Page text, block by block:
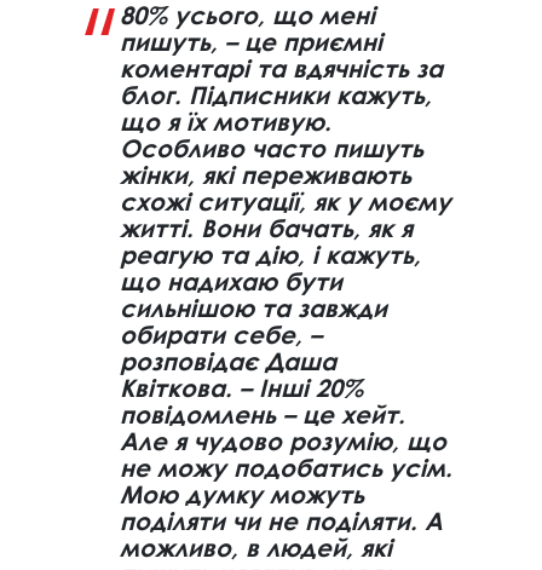
80% усього, що мені
пишуть, – це приємні
коментарі та вдячність за
блог. Підписники кажуть,
що я їх мотивую.
Особливо часто пишуть
жінки, які переживають
схожі ситуації, як у моєму
житті. Вони бачать, як я
реагую та дію, і кажуть,
що надихаю бути
сильнішою та завжди
обирати себе, –
розповідає Даша
Квіткова. – Інші 20%
повідомлень – це хейт.
Але я чудово розумію, що
не можу подобатись усім.
Мою думку можуть
поділяти чи не поділяти. А
можливо, в людей, які